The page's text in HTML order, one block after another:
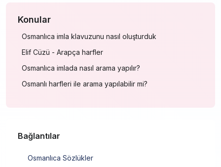
Konular
Osmanlıca imla klavuzunu nasıl oluşturduk
Elif Cüzü - Arapça harfler
Osmanlıca imlada nasıl arama yapılır?
Osmanlı harfleri ile arama yapılabilir mi?
Bağlantılar
Osmanlıca Sözlükler